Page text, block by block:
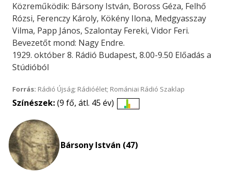
Közreműködik: Bársony István, Boross Géza, Felhő
Rózsi, Ferenczy Károly, Kökény Ilona, Medgyasszay
Vilma, Papp János, Szalontay Fereki, Vidor Feri.
Bevezetőt mond: Nagy Endre.
1929. október 8. Rádió Budapest, 8.00-9.50 Előadás a
Stúdióból
Forrás: Rádió Újság; Rádióélet; Romániai Rádió Szaklap
Színészek:(9 fő, átl. 45 év)
Bársony István (47)